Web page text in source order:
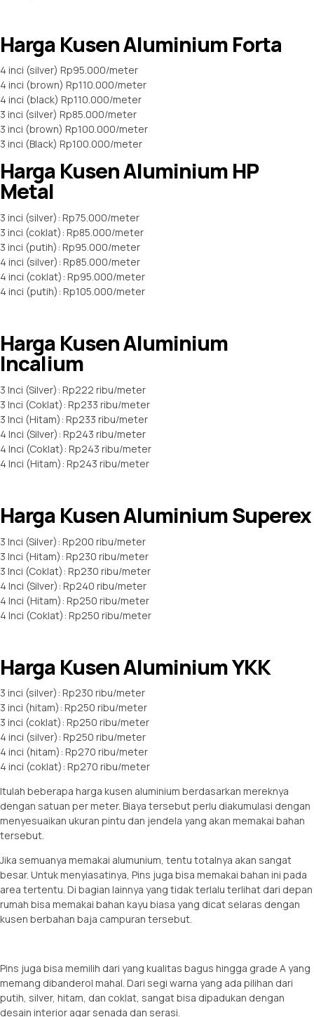
Harga Kusen Aluminium Forta
4 inci (silver) Rp95.000/meter
4 inci (brown) Rp110.000/meter
4 inci (black) Rp110.000/meter
3 inci (silver) Rp85.000/meter
3 inci (brown) Rp100.000/meter
3 inci (Black) Rp100.000/meter
Harga Kusen Aluminium HP
Metal
3 inci (silver): Rp75.000/meter
3 inci (coklat): Rp85.000/meter
3 inci (putih): Rp95.000/meter
4 inci (silver): Rp85.000/meter
4 inci (coklat): Rp95.000/meter
4 inci (putih): Rp105.000/meter
Harga Kusen Aluminium
Incalium
3 Inci (Silver): Rp222 ribu/meter
3 Inci (Coklat): Rp233 ribu/meter
3 Inci (Hitam): Rp233 ribu/meter
4 Inci (Silver): Rp243 ribu/meter
4 Inci (Coklat): Rp243 ribu/meter
4 Inci (Hitam): Rp243 ribu/meter
Harga Kusen Aluminium Superex
3 Inci (Silver): Rp200 ribu/meter
3 Inci (Hitam): Rp230 ribu/meter
3 Inci (Coklat): Rp230 ribu/meter
4 Inci (Silver): Rp240 ribu/meter
4 Inci (Hitam): Rp250 ribu/meter
4 Inci (Coklat): Rp250 ribu/meter
Harga Kusen Aluminium YKK
3 inci (silver): Rp230 ribu/meter
3 inci (hitam): Rp250 ribu/meter
3 inci (coklat): Rp250 ribu/meter
4 inci (silver): Rp250 ribu/meter
4 inci (hitam): Rp270 ribu/meter
4 inci (coklat): Rp270 ribu/meter
Itulah beberapa harga kusen aluminium berdasarkan mereknya
dengan satuan per meter. Biaya tersebut perlu diakumulasi dengan
menyesuaikan ukuran pintu dan jendela yang akan memakai bahan
tersebut.
Jika semuanya memakai alumunium, tentu totalnya akan sangat
besar. Untuk menyiasatinya, Pins juga bisa memakai bahan ini pada
area tertentu. Di bagian lainnya yang tidak terlalu terlihat dari depan
rumah bisa memakai bahan kayu biasa yang dicat selaras dengan
kusen berbahan baja campuran tersebut.
Pins juga bisa memilih dari yang kualitas bagus hingga grade A yang
memang dibanderol mahal. Dari segi warna yang ada pilihan dari
putih, silver, hitam, dan coklat, sangat bisa dipadukan dengan
desain interior agar senada dan serasi.